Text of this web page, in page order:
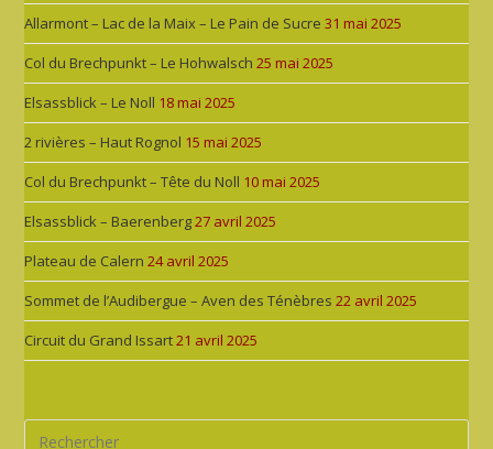
Allarmont – Lac de la Maix – Le Pain de Sucre 31 mai 2025
Col du Brechpunkt – Le Hohwalsch 25 mai 2025
Elsassblick – Le Noll 18 mai 2025
2 rivières – Haut Rognol 15 mai 2025
Col du Brechpunkt – Tête du Noll 10 mai 2025
Elsassblick – Baerenberg27 avril 2025
Plateau de Calern 24 avril 2025
Sommet de l’Audibergue – Aven des Ténèbres 22 avril 2025
Circuit du Grand Issart21 avril 2025